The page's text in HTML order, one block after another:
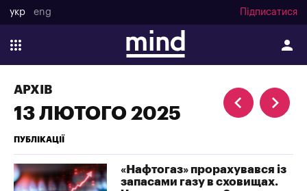
укр eng Підписатися
АРХІВ
13 ЛЮТОГО 2025
ПУБЛІКАЦІЇ
«Нафтогаз» прорахувався із
запасами газу в сховищах.